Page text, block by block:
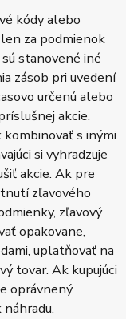
kódy alebo
za podmienok
stanovené iné
zásob pri uvedení
určenú alebo
akcie.
s inými
si vyhradzuje
akcie. Ak pre
zľavového
zľavový
opakovane,
uplatňovať na
tovar. Ak kupujúci
oprávnený
náhradu.